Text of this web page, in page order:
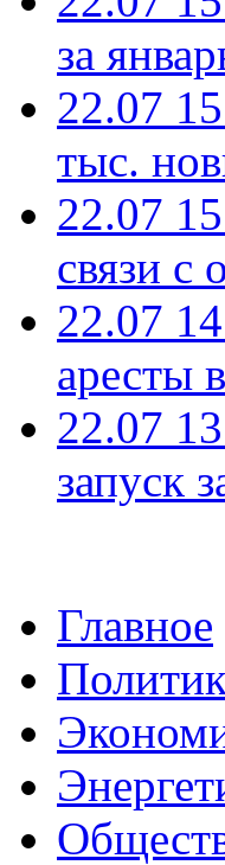
за
22.07
тыс.
22.07
связи с
22.07
аресты
22.07
запуск
Главное